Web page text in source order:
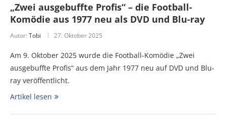
„Zwei ausgebuffte Profis“ – die Football-
Komödie aus 1977 neu als DVD und Blu-ray
Autor: Tobi 27. Oktober 2025
Am 9. Oktober 2025 wurde die Football-Komödie „Zwei
ausgebuffte Profis“ aus dem Jahr 1977 neu auf DVD und Blu-
ray veröffentlicht.
Artikel lesen